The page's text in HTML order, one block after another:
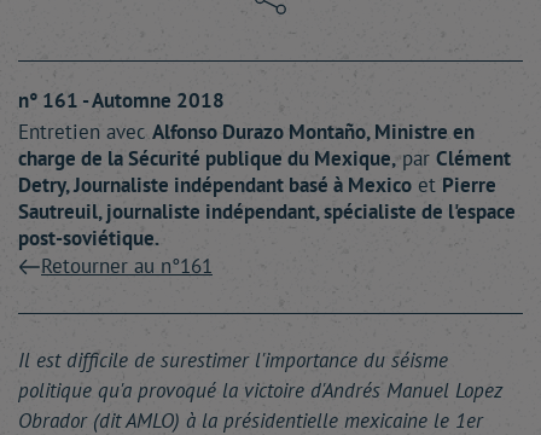
n° 161 - Automne 2018
Entretien avec Alfonso Durazo Montaño, Ministre en
charge de la Sécurité publique du Mexique, par Clément
Detry, Journaliste indépendant basé à Mexico et Pierre
Sautreuil, journaliste indépendant, spécialiste de l'espace
post-soviétique.
Retourner au n°161
Il est difficile de surestimer l'importance du séisme
politique qu'a provoqué la victoire d'Andrés Manuel Lopez
Obrador (dit AMLO) à la présidentielle mexicaine le 1er